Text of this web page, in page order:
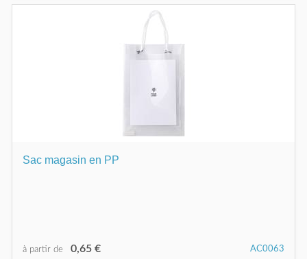
Sac magasin en PP
à partir de 0,65 € AC0063